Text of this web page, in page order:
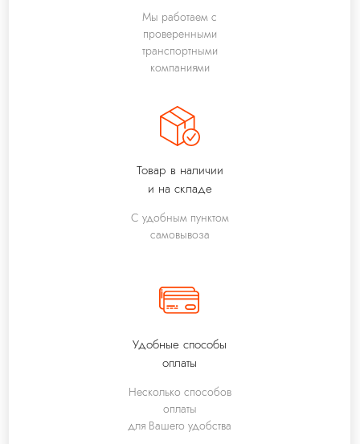
Товар в наличии
и на складе
Удобные способы
оплаты
Мы работаем с
проверенными
транспортными
компаниями
С удобным пунктом
самовывоза
Несколько способов
оплаты
для Вашего удобства